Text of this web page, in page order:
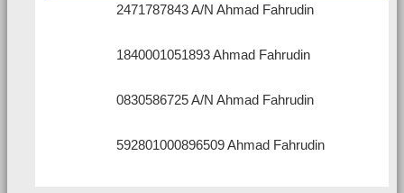
2471787843 A/N Ahmad Fahrudin
1840001051893 Ahmad Fahrudin
0830586725 A/N Ahmad Fahrudin
592801000896509 Ahmad Fahrudin